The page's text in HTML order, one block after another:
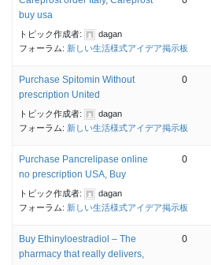
buy usa
トピック作成者:
dagan
フォーラム: 新しい生活様式アイデア掲示板
Purchase Spitomin Without
prescription United
トピック作成者:
dagan
フォーラム: 新しい生活様式アイデア掲示板
0
Purchase Pancrelipase online
no prescription USA, Buy
トピック作成者:
dagan
フォーラム: 新しい生活様式アイデア掲示板
0
Buy Ethinyloestradiol – The
pharmacy that really delivers,
0